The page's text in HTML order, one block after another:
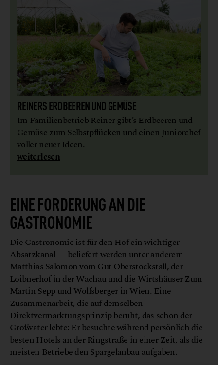
REINERS ERDBEEREN UND GEMÜSE
Im Familienbetrieb Reiner gibt’s Erdbeeren und
Gemüse zum Selbstpflücken und einen Juniorchef
voller neuer Ideen.
weiterlesen
EINE FORDERUNG AN DIE
GASTRONOMIE
Die Gastronomie ist für den Hof ein wichtiger
Absatzkanal — beliefert werden unter anderem
Matthias Salomon vom Gut Oberstockstall, der
Loibnerhof in der Wachau und die Wirtshäuser Zum
Martin Sepp und Wolfsberger in Wien. Eine
Zusammenarbeit, die auf demselben
Direktvermarktungsprinzip beruht, das schon der
Großvater lebte: Er besuchte während persönlich die
besten Hotels an der Ringstraße in einer Zeit, als die
meisten Betriebe den Spargelanbau aufgaben.